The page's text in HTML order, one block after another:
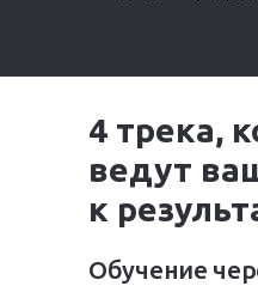
Обучение
4 трека,
ведут
к